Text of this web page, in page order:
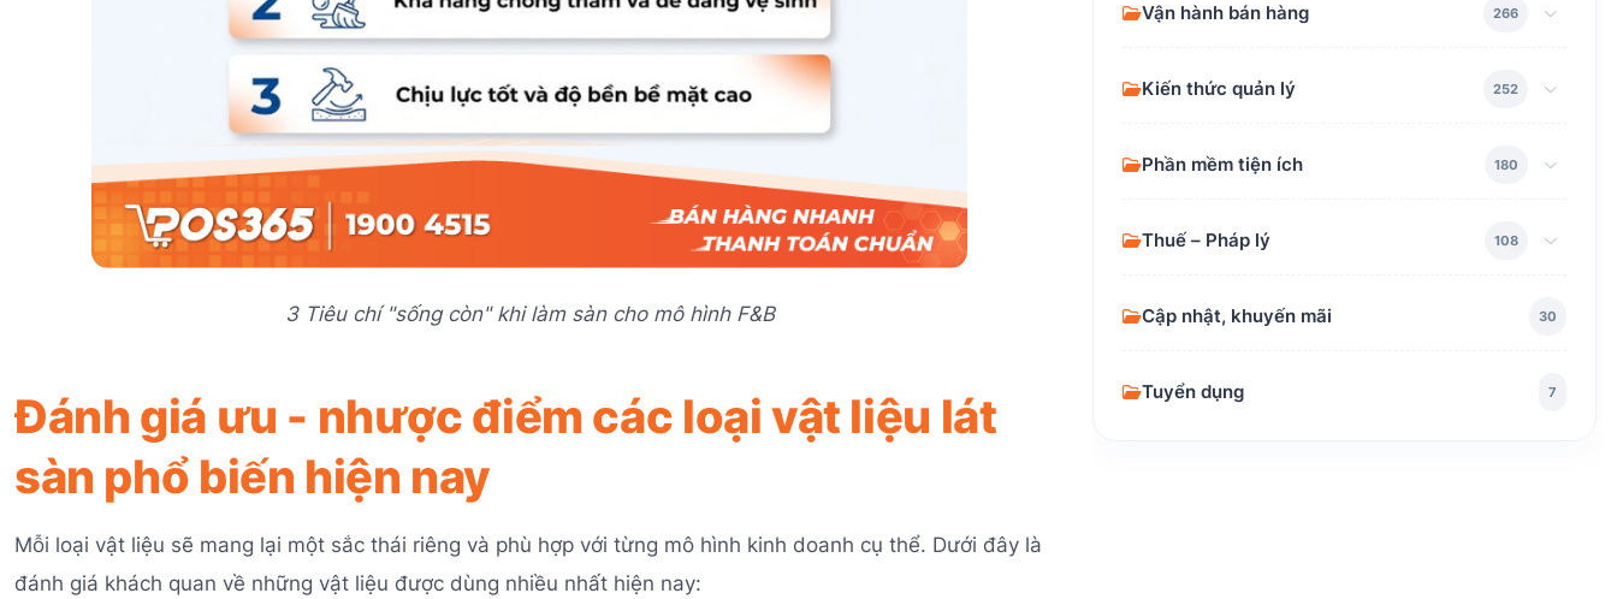
3 Tiêu chí "sống còn" khi làm sàn cho mô hình F&B
Đánh giá ưu - nhược điểm các loại vật liệu lát
sàn phổ biến hiện nay
Mỗi loại vật liệu sẽ mang lại một sắc thái riêng và phù hợp với từng mô hình kinh doanh cụ thể. Dưới đây là
đánh giá khách quan về những vật liệu được dùng nhiều nhất hiện nay:
Vận hành bán hàng 266
Kiến thức quản lý 252
Phần mềm tiện ích 180
Thuế – Pháp lý 108
Cập nhật, khuyến mãi 30
Tuyển dụng 7